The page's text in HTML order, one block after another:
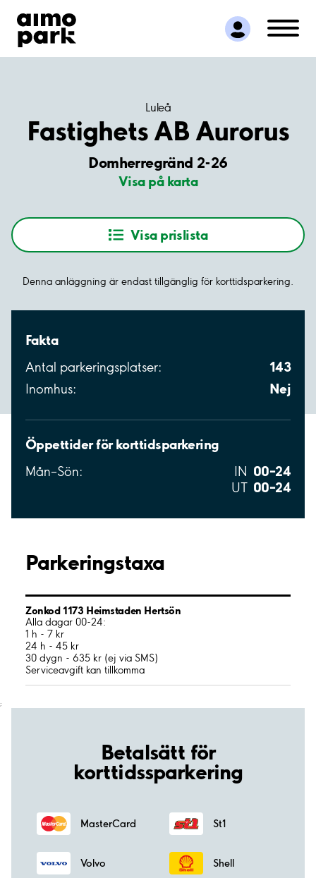
Hitta parkering
Samarbete
Kundservice
Luleå
Fastighets AB Aurorus
Domherregränd 2-26
Visa på karta
Visa prislista
Denna anläggning är endast tillgänglig för korttidsparkering.
Fakta
Antal parkeringsplatser: 143
Inomhus: Nej
Öppettider för korttidsparkering
Mån–Sön: IN 00–24
UT 00–24
Parkeringstaxa
Zonkod 1173 Heimstaden Hertsön
Alla dagar 00-24:
1 h - 7 kr
24 h - 45 kr
30 dygn - 635 kr (ej via SMS)
Serviceavgift kan tillkomma
;
Betalsätt för
korttidssparkering
MasterCard St1
Volvo Shell